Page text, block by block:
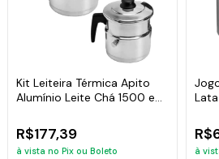
Kit Leiteira Térmica Apito
Alumínio Leite Chá 1500 e
R$177,39
à vista no Pix ou Boleto à